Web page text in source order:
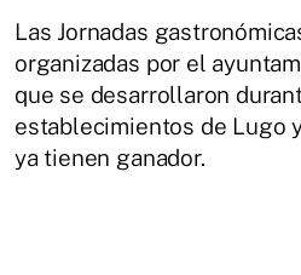
Las Jornadas
organizadas por el
que se desarrollaron
establecimientos de Lugo
ya tienen ganador.